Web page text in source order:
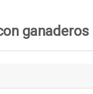
ganaderos